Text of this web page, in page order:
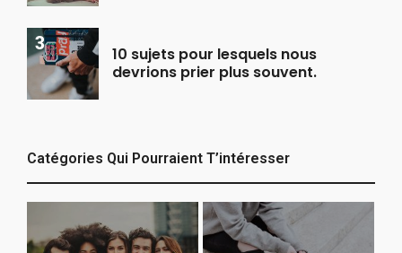
10 sujets pour lesquels nous
devrions prier plus souvent.
Catégories Qui Pourraient T’intéresser